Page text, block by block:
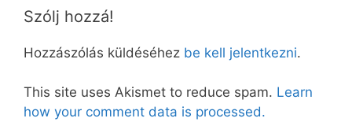
Szólj hozzá!
Hozzászólás küldéséhez be kell jelentkezni.
This site uses Akismet to reduce spam. Learn
how your comment data is processed.